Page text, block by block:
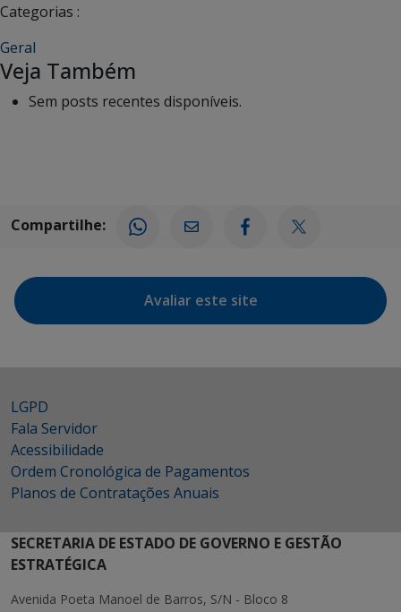
Categorias :
Geral
Veja Também
Sem posts recentes disponíveis.
Compartilhe:
Avaliar este site
LGPD
Fala Servidor
Acessibilidade
Ordem Cronológica de Pagamentos
Planos de Contratações Anuais
SECRETARIA DE ESTADO DE GOVERNO E GESTÃO
ESTRATÉGICA
Avenida Poeta Manoel de Barros, S/N - Bloco 8